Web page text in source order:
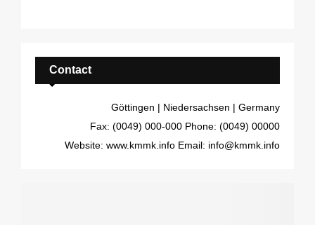
Contact
Göttingen | Niedersachsen | Germany
Phone: (0049) 00000
Fax: (0049) 000-000
Email: info@kmmk.info
Website: www.kmmk.info